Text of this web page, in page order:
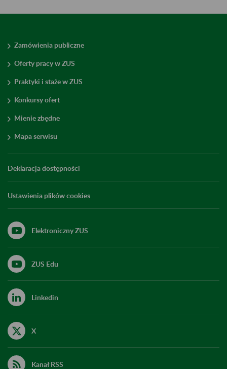
Zamówienia publiczne
Oferty pracy w ZUS
Praktyki i staże w ZUS
Konkursy ofert
Mienie zbędne
Mapa serwisu
Deklaracja dostępności
Ustawienia plików cookies
Elektroniczny ZUS
ZUS Edu
Linkedin
X
Kanał RSS